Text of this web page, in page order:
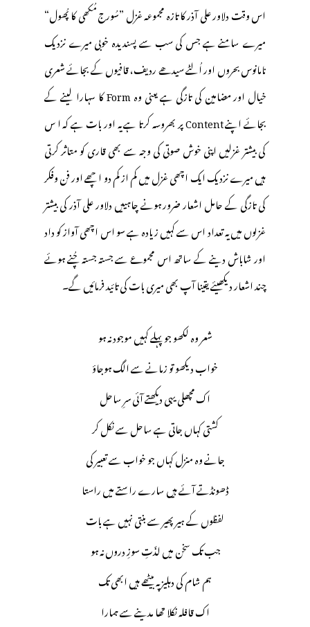
اس وقت دلاور علی آذر کا تازہ مجموعہ غزل ”سُورج مُکھی کا پُھول“
میرے سامنے ہے جس کی سب سے پسندیدہ خوبی میرے نزدیک
نامانوس بحروں اور اُلٹے سیدھے ردیف، قافیوں کے بجائے شعری
خیال اور مضامین کی تازگی ہے یعنی وہ Form کا سہارا لینے کے
بجائے اپنے Content پر بھروسہ کرتا ہے یہ اور بات ہے کہ ا س
کی بیشتر غزلیں اپنی خوش صوتی کی وجہ سے بھی قاری کو متاثر کرتی
ہیں میرے نزدیک ایک اچھی غزل میں کم از کم دو اچھے اور فن وفکر
کی تازگی کے حامل اشعار ضرور ہونے چاہییں دلاور علی آذر کی بیشتر
غزلوں میں یہ تعداد اس سے کہیں زیادہ ہے سو اس اچھی آواز کو داد
اور شاباش دینے کے ساتھ اس مجموعے سے جستہ جستہ چُنے ہوئے
چند اشعار دیکھیئے یقینا آپ بھی میری بات کی تائید فرمائیں گے۔
شعر وہ لکھو جو پہلے کہیں موجود نہ ہو
خواب دیکھو تو زمانے سے الگ ہوجاؤ
اک مچھلی یہی دیکھتے آئی سرِ ساحل
کشتی کہاں جاتی ہے ساحل سے نکل کر
جانے وہ منزل کہاں جو خواب سے تعبیر کی
ڈھونڈتے آئے ہیں سارے راستے میں راستا
لفظوں کے ہیر پھیر سے بنتی نہیں ہے بات
جب تک سخن میں لذّتِ سوزِ دروں نہ ہو
ہم شام کی دہلیز پہ بیٹھے ہیں ابھی تک
اک قافلہ نکلا تھا مدینے سے ہمارا